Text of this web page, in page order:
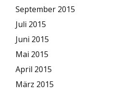
September 2015
Juli 2015
Juni 2015
Mai 2015
April 2015
März 2015